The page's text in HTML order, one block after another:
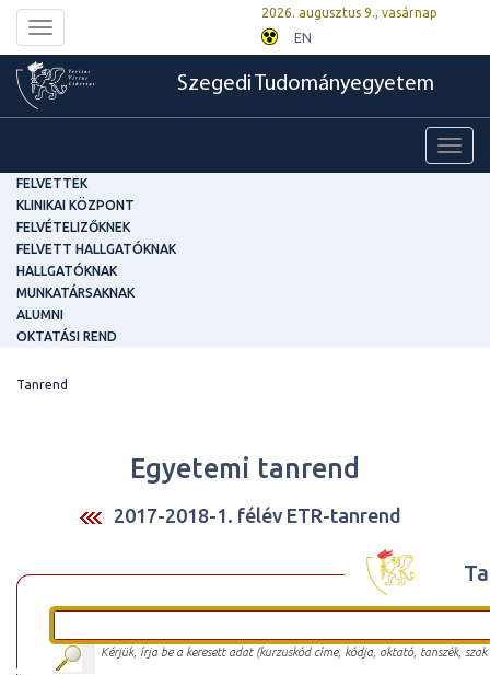
Toggle
navigation
2026. augusztus 9., vasárnap
EN
Szegedi Tudományegyetem
FELVETTEK
KLINIKAI KÖZPONT
FELVÉTELIZŐKNEK
FELVETT HALLGATÓKNAK
HALLGATÓKNAK
MUNKATÁRSAKNAK
ALUMNI
OKTATÁSI REND
Tanrend
Egyetemi tanrend
2017-2018-1. félév ETR-tanrend
Kérjük, írja be a keresett adat (kurzuskód címe, kódja, oktató, tanszék,